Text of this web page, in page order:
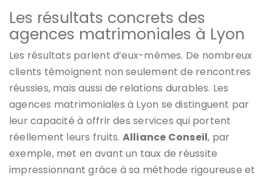
Les résultats concrets des
agences matrimoniales à Lyon
Les résultats parlent d’eux-mêmes. De nombreux
clients témoignent non seulement de rencontres
réussies, mais aussi de relations durables. Les
agences matrimoniales à Lyon se distinguent par
leur capacité à offrir des services qui portent
réellement leurs fruits. Alliance Conseil, par
exemple, met en avant un taux de réussite
impressionnant grâce à sa méthode rigoureuse et